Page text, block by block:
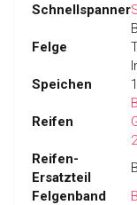
Schnellspanner
Felge
Speichen
Reifen
Reifen-
Ersatzteil
Felgenband